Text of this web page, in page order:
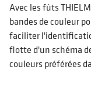
Avec les fûts
bandes de couleur
faciliter
flotte d'un schéma
couleurs préférées